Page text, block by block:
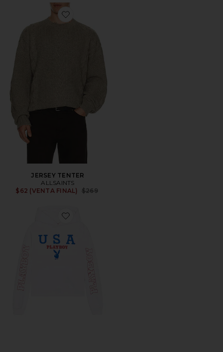
Favorite JERSEY TENTER
JERSEY TENTER
ALLSAINTS
$62 (VENTA FINAL)
Previous price:
$269
Favorite SUDADERA USA